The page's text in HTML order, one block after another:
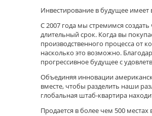
Инвестирование в будущее имеет
С 2007 года мы стремимся
длительный срок. Когда вы
производственного процесса от
насколько это возможно.
прогрессивное будущее с
Объединяя инновации
вместе, чтобы разделить наши
глобальная штаб-квартира
Продается в более чем 500